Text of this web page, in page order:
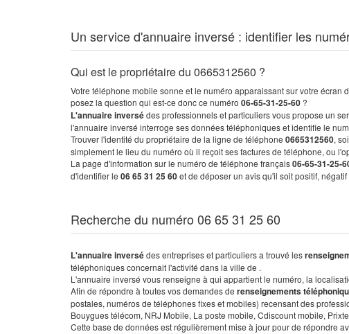
Un service d'annuaire inversé : identifier les
Qui est le propriétaire du 0665312560 ?
Votre téléphone mobile sonne et le numéro apparaissant sur votre
posez la question qui est-ce donc ce numéro 06-65-31-25-60 ?
L'annuaire inversédes professionnels et particuliers vous propose un
l'annuaire inversé interroge ses données téléphoniques et identifie le
Trouver l'identité du propriétaire de la ligne de téléphone 0665312560,
simplement le lieu du numéro où il reçoit ses factures de téléphone, ou
La page d'information sur le numéro de téléphone français06-65-31-25-
d'identifier le 06 65 31 25 60et de déposer un avis qu'il soit positif,
Recherche du numéro 06 65 31 25 60
L'annuaire inversédes entreprises et particuliers a trouvé les
téléphoniques concernait l'activité dans la ville de .
L'annuaire inversé vous renseigne à qui appartient le numéro, la
Afin de répondre à toutes vos demandes de renseignements
postales, numéros de téléphones fixes et mobiles) recensant des
Bouygues télécom, NRJ Mobile, La poste mobile, Cdiscount mobile,
Cette base de données est régulièrement mise à jour pour de répondre